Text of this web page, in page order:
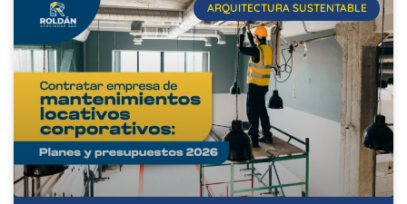
ARQUITECTURA SUSTENTABLE